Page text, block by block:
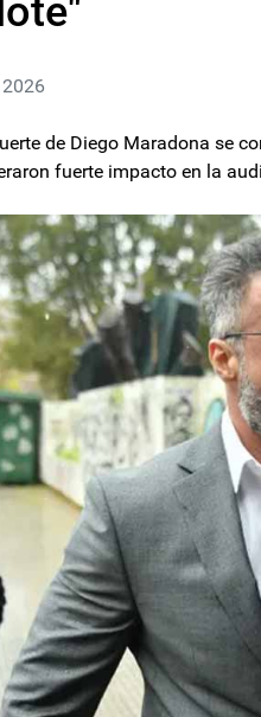
de Diego Maradona se
fuerte impacto en la